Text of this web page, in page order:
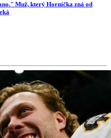
Muž, který Horníčka zná od